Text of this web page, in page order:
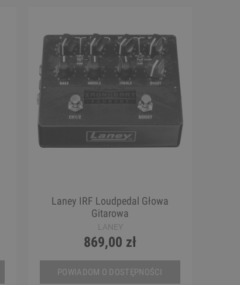
Laney IRF Loudpedal Głowa
Gitarowa
LANEY
869,00 zł
POWIADOM O DOSTĘPNOŚCI